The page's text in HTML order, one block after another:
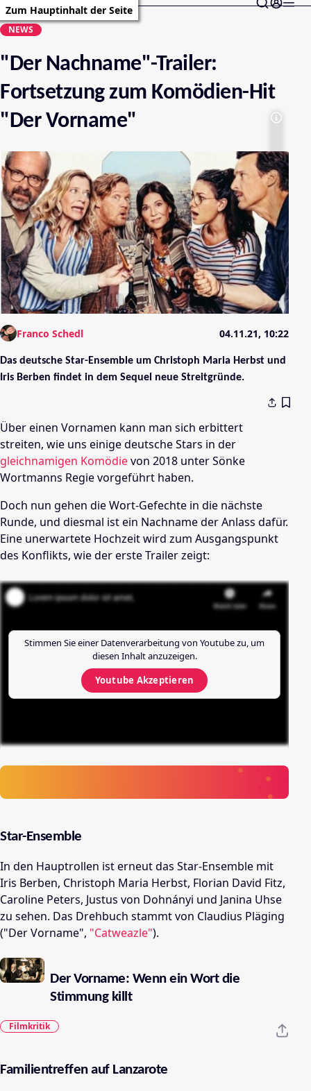
Zum Hauptinhalt der Seite
NEWS
"Der Nachname"-Trailer:
Fortsetzung zum Komödien-Hit
"Der Vorname"
Franco Schedl 04.11.21, 10:22
Das deutsche Star-Ensemble um Christoph Maria Herbst und
Iris Berben findet in dem Sequel neue Streitgründe.
Über einen Vornamen kann man sich erbittert
streiten, wie uns einige deutsche Stars in der
gleichnamigen Komödievon 2018 unter Sönke
Wortmanns Regie vorgeführt haben.
Doch nun gehen die Wort-Gefechte in die nächste
Runde, und diesmal ist ein Nachname der Anlass dafür.
Eine unerwartete Hochzeit wird zum Ausgangspunkt
des Konflikts, wie der erste Trailer zeigt:
Stimmen Sie einer Datenverarbeitung von Youtubezu, um
diesen Inhalt anzuzeigen.
Youtube Akzeptieren
Star-Ensemble
In den Hauptrollen ist erneut das Star-Ensemble mit
Iris Berben, Christoph Maria Herbst, Florian David Fitz,
Caroline Peters, Justus von Dohnányi und Janina Uhse
zu sehen. Das Drehbuch stammt von Claudius Pläging
("Der Vorname", "Catweazle").
Der Vorname: Wenn ein Wort die
Stimmung killt
Filmkritik
Familientreffen auf Lanzarote